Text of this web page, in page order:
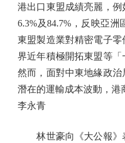
港出口東盟成績亮麗，
6.3%及84.7%，反映亞
東盟製造業對精密電子
界近年積極開拓東盟等「
然而，面對中東地緣政
潛在的運輸成本波動，港
李永青
林世豪向《大公報》